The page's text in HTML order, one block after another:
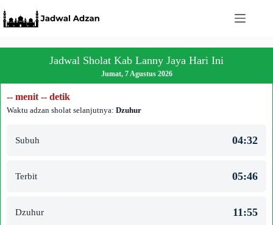
to
content
Jadwal Sholat Kab Lanny Jaya Hari Ini
Jumat, 7 Agustus 2026
-- menit -- detik
Waktu adzan sholat selanjutnya: Dzuhur
Subuh 04:32
Terbit 05:46
Dzuhur 11:55